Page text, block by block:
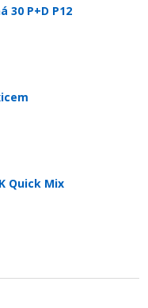
30 P+D P12
Quick Mix